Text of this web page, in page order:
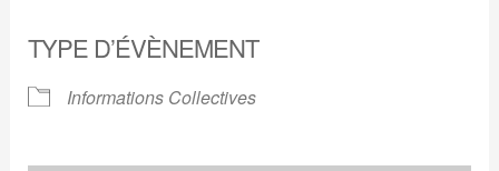
TYPE D’ÉVÈNEMENT
Informations Collectives